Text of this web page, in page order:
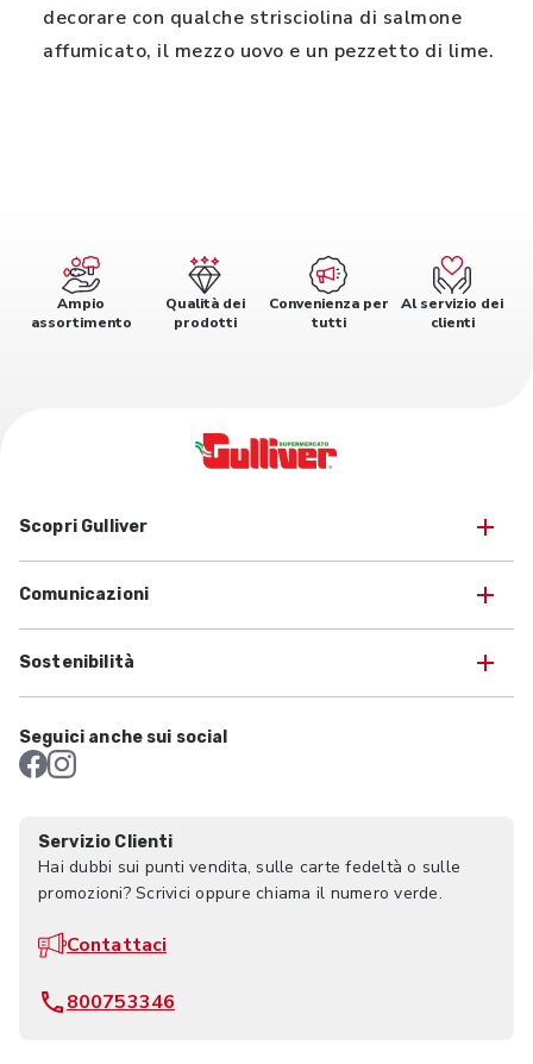
decorare con qualche strisciolina di salmone
affumicato, il mezzo uovo e un pezzetto di lime.
Ampio
assortimento
Qualità dei
prodotti
Convenienza per
tutti
Al servizio dei
clienti
Scopri Gulliver
Comunicazioni
Sostenibilità
Seguici anche sui social
Servizio Clienti
Hai dubbi sui punti vendita, sulle carte fedeltà o sulle
promozioni? Scrivici oppure chiama il numero verde.
Contattaci
800753346